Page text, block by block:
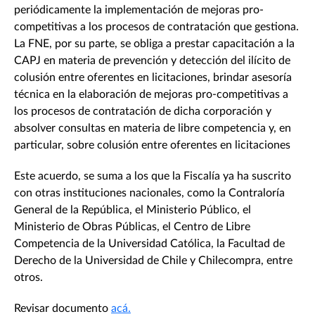
periódicamente la implementación de mejoras pro-
competitivas a los procesos de contratación que gestiona.
La FNE, por su parte, se obliga a prestar capacitación a la
CAPJ en materia de prevención y detección del ilícito de
colusión entre oferentes en licitaciones, brindar asesoría
técnica en la elaboración de mejoras pro-competitivas a
los procesos de contratación de dicha corporación y
absolver consultas en materia de libre competencia y, en
particular, sobre colusión entre oferentes en licitaciones
Este acuerdo, se suma a los que la Fiscalía ya ha suscrito
con otras instituciones nacionales, como la Contraloría
General de la República, el Ministerio Público, el
Ministerio de Obras Públicas, el Centro de Libre
Competencia de la Universidad Católica, la Facultad de
Derecho de la Universidad de Chile y Chilecompra, entre
otros.
Revisar documento acá.